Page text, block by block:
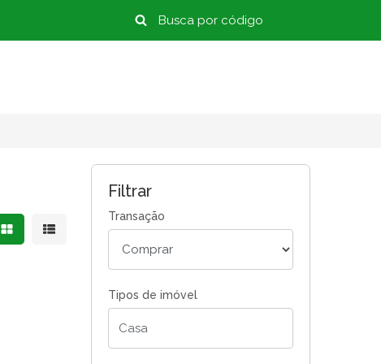
Mostrar resultados em grade
Mostrar resultados em lista
Filtrar
Transação
Tipos de imóvel